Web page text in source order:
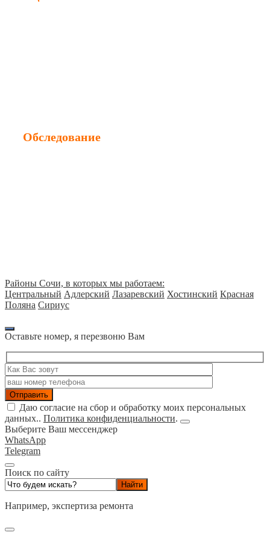
Обследование
Районы Сочи, в которых мы работаем:
Центральный Адлерский Лазаревский Хостинский Красная
Поляна Сириус
Оставьте номер, я перезвоню Вам
Даю согласие на сбор и обработку моих персональных
данных.. Политика конфиденциальности.
Выберите Ваш мессенджер
WhatsApp
Telegram
Поиск по сайту
Например, экспертиза ремонта